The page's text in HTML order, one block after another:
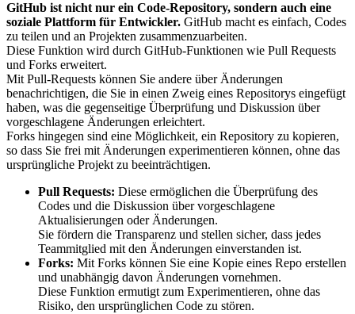
GitHub ist nicht nur ein Code-Repository, sondern auch eine
soziale Plattform für Entwickler. GitHub macht es einfach, Codes
zu teilen und an Projekten zusammenzuarbeiten.
Diese Funktion wird durch GitHub-Funktionen wie Pull Requests
und Forks erweitert.
Mit Pull-Requests können Sie andere über Änderungen
benachrichtigen, die Sie in einen Zweig eines Repositorys eingefügt
haben, was die gegenseitige Überprüfung und Diskussion über
vorgeschlagene Änderungen erleichtert.
Forks hingegen sind eine Möglichkeit, ein Repository zu kopieren,
so dass Sie frei mit Änderungen experimentieren können, ohne das
ursprüngliche Projekt zu beeinträchtigen.
Pull Requests: Diese ermöglichen die Überprüfung des
Codes und die Diskussion über vorgeschlagene
Aktualisierungen oder Änderungen.
Sie fördern die Transparenz und stellen sicher, dass jedes
Teammitglied mit den Änderungen einverstanden ist.
Forks: Mit Forks können Sie eine Kopie eines Repo erstellen
und unabhängig davon Änderungen vornehmen.
Diese Funktion ermutigt zum Experimentieren, ohne das
Risiko, den ursprünglichen Code zu stören.